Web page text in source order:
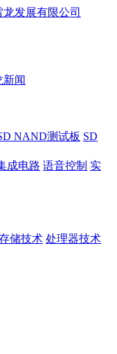
新闻
NAND测试板 SD
成电路 语音控制 实
储技术 处理器技术